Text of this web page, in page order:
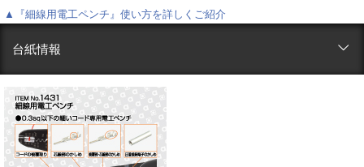
▲『細線用電工ペンチ』使い方を詳しくご紹介
台紙情報